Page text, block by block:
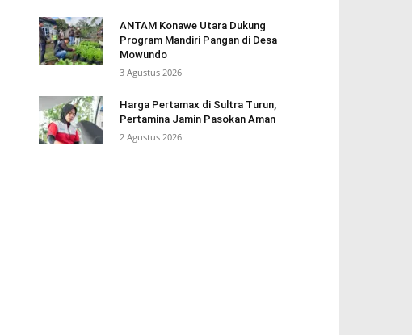
ANTAM Konawe Utara Dukung
Program Mandiri Pangan di Desa
Mowundo
3 Agustus 2026
Harga Pertamax di Sultra Turun,
Pertamina Jamin Pasokan Aman
2 Agustus 2026